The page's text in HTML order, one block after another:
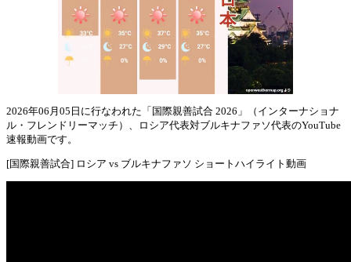
2026年06月05日に行なわれた「国際親善試合 2026」（インターナショナ
ル・フレンドリーマッチ）、ロシア代表対ブルキナファソ代表のYouTube
速報動画です。
[国際親善試合] ロシア vs ブルキナファソ ショートハイライト動画